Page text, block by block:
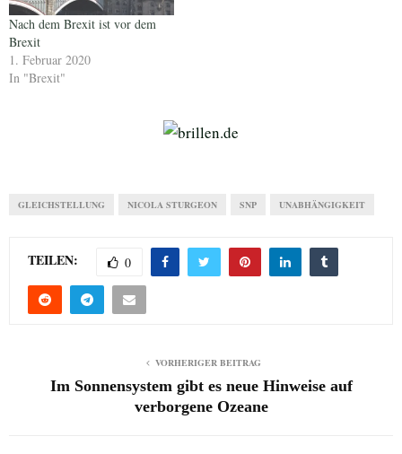
Nach dem Brexit ist vor dem
Brexit
1. Februar 2020
In "Brexit"
GLEICHSTELLUNG NICOLA STURGEON SNP UNABHÄNGIGKEIT
TEILEN: 0
VORHERIGER BEITRAG
Im Sonnensystem gibt es neue Hinweise auf
verborgene Ozeane